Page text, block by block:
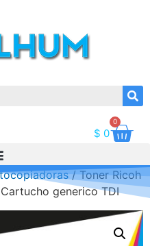
$ 0
0
/ Toner Ricoh
generico TDI